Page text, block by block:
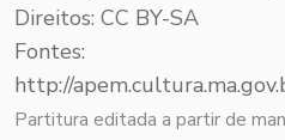
Direitos: CC BY-SA
Fontes:
http://
Partitura editada a partir de